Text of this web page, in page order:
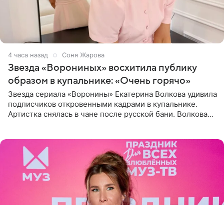
4 часа назад Соня Жарова
Звезда «Ворониных» восхитила публику
образом в купальнике: «Очень горячо»
Звезда сериала «Воронины» Екатерина Волкова удивила
подписчиков откровенными кадрами в купальнике.
Артистка снялась в чане после русской бани. Волкова